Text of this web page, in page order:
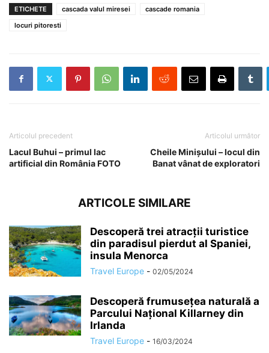
ETICHETE cascada valul miresei
cascade romania
locuri pitoresti
Articolul precedent
Lacul Buhui – primul lac
artificial din România FOTO
Articolul următor
Cheile Minișului – locul din
Banat vânat de exploratori
ARTICOLE SIMILARE
Descoperă trei atracții turistice
din paradisul pierdut al Spaniei,
insula Menorca
Travel Europe - 02/05/2024
Descoperă frumusețea naturală a
Parcului Național Killarney din
Irlanda
Travel Europe - 16/03/2024